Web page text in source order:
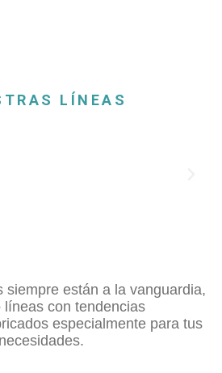
LÍNEAS
siempre están a la vanguardia,
líneas con tendencias
especialmente para tus
necesidades.